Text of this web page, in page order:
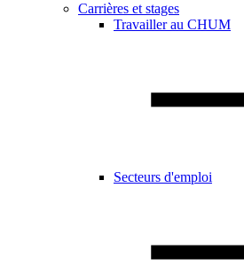
Carrières et stages
Travailler au CHUM
Secteurs d'emploi